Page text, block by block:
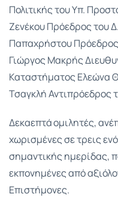
Πολιτικής του Υπ.
Ζενέκου Πρόεδρος του
Παπαχρήστου
Γιώργος Μακρής
Καταστήματος Ελεώνα
Τσαγκλή Αντιπρόεδρος
Δεκαεπτά ομιλητές,
χωρισμένες σε τρεις
σημαντικής ημερίδας,
εκπονημένες από
Επιστήμονες.